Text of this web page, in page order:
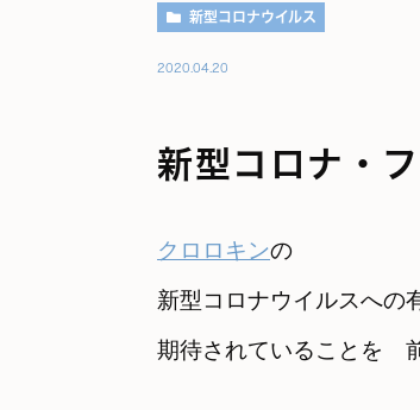
新型コロナウイルス
2020.04.20
新型コロナ・
クロロキンの
新型コロナウイルスへの
期待されていることを